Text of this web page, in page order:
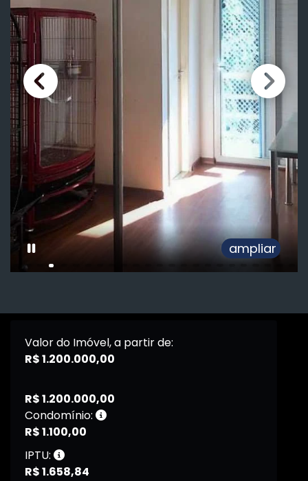
ampliar
Valor do Imóvel, a partir de:
R$ 1.200.000,00
R$ 1.200.000,00
Condomínio:
R$ 1.100,00
IPTU:
R$ 1.658,84